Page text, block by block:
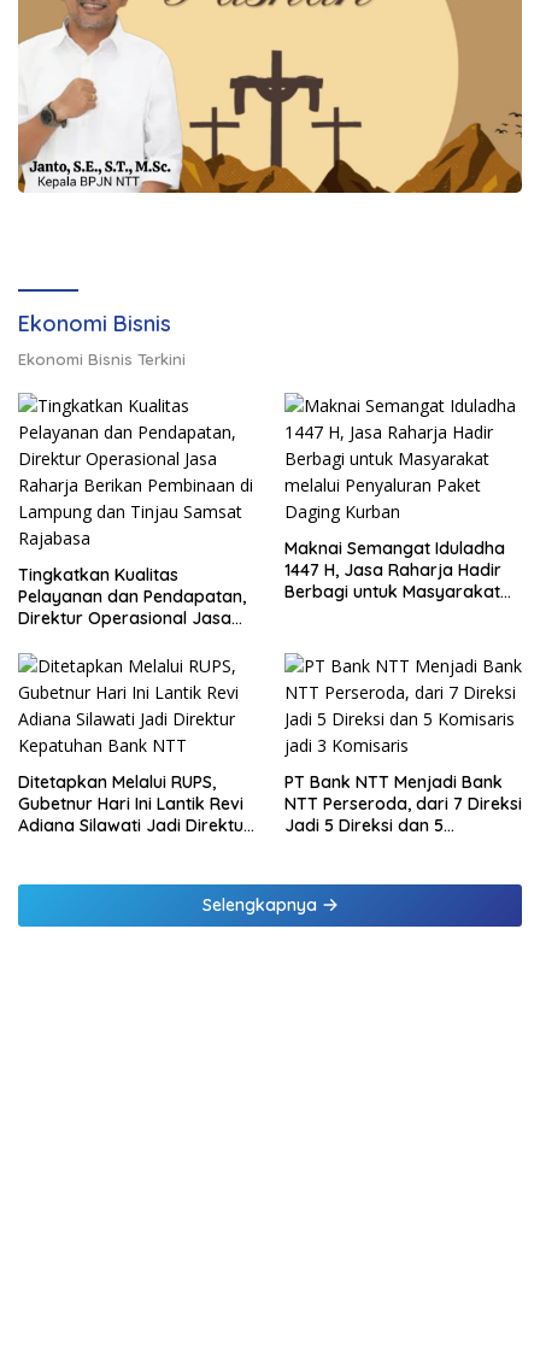
Ekonomi Bisnis
Ekonomi Bisnis Terkini
Tingkatkan Kualitas
Pelayanan dan Pendapatan,
Direktur Operasional Jasa
di Lampung dan Tinjau
Samsat Rajabasa
Maknai Semangat Iduladha
1447 H, Jasa Raharja Hadir
Berbagi untuk Masyarakat
Ditetapkan Melalui RUPS,
Gubetnur Hari Ini Lantik Revi
Adiana Silawati Jadi Direktur
PT Bank NTT Menjadi Bank
NTT Perseroda, dari 7 Direksi
Jadi 5 Direksi dan 5
Selengkapnya